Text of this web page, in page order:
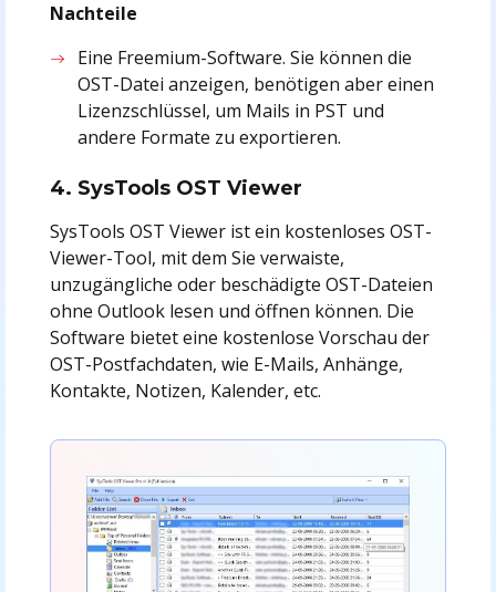
Nachteile
Eine Freemium-Software. Sie können die
OST-Datei anzeigen, benötigen aber einen
Lizenzschlüssel, um Mails in PST und
andere Formate zu exportieren.
4. SysTools OST Viewer
SysTools OST Viewer ist ein kostenloses OST-
Viewer-Tool, mit dem Sie verwaiste,
unzugängliche oder beschädigte OST-Dateien
ohne Outlook lesen und öffnen können. Die
Software bietet eine kostenlose Vorschau der
OST-Postfachdaten, wie E-Mails, Anhänge,
Kontakte, Notizen, Kalender, etc.